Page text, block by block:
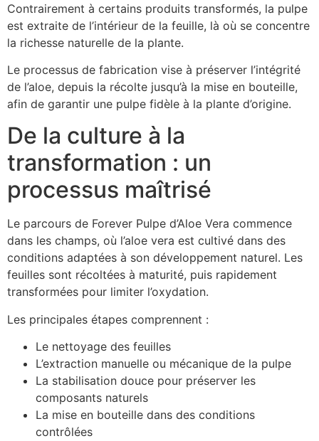
Contrairement à certains produits transformés, la pulpe
est extraite de l’intérieur de la feuille, là où se concentre
la richesse naturelle de la plante.
Le processus de fabrication vise à préserver l’intégrité
de l’aloe, depuis la récolte jusqu’à la mise en bouteille,
afin de garantir une pulpe fidèle à la plante d’origine.
De la culture à la
transformation : un
processus maîtrisé
Le parcours de Forever Pulpe d’Aloe Vera commence
dans les champs, où l’aloe vera est cultivé dans des
conditions adaptées à son développement naturel. Les
feuilles sont récoltées à maturité, puis rapidement
transformées pour limiter l’oxydation.
Les principales étapes comprennent :
Le nettoyage des feuilles
L’extraction manuelle ou mécanique de la pulpe
La stabilisation douce pour préserver les
composants naturels
La mise en bouteille dans des conditions
contrôlées